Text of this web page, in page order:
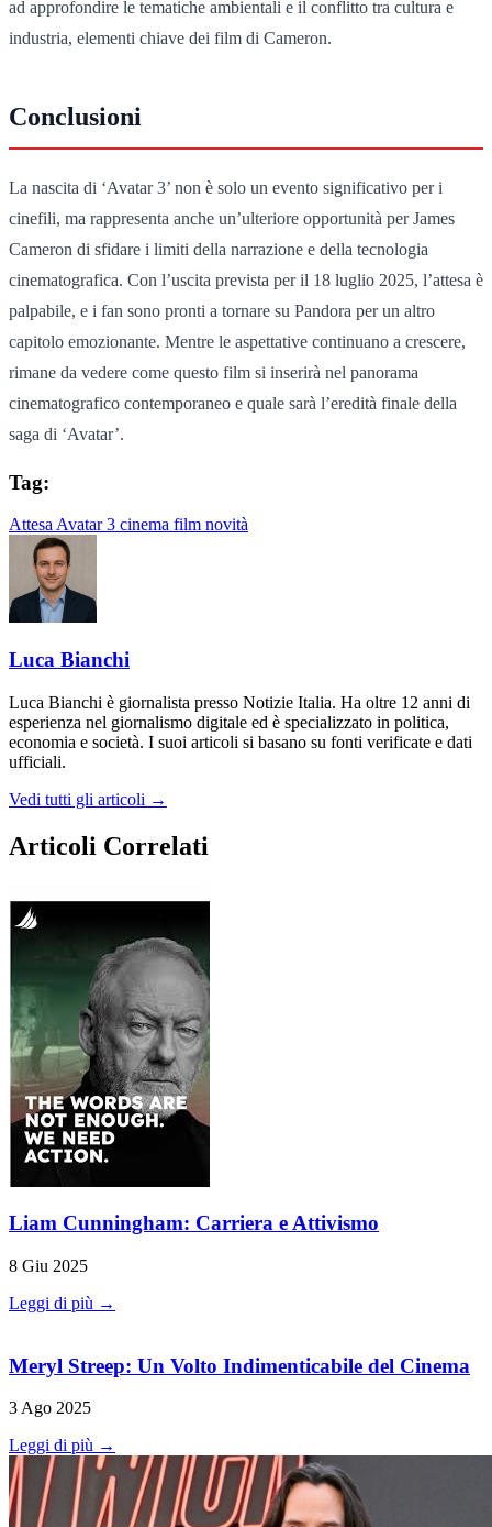
ad approfondire le tematiche ambientali e il conflitto tra cultura e
industria, elementi chiave dei film di Cameron.
Conclusioni
La nascita di ‘Avatar 3’ non è solo un evento significativo per i
cinefili, ma rappresenta anche un’ulteriore opportunità per James
Cameron di sfidare i limiti della narrazione e della tecnologia
cinematografica. Con l’uscita prevista per il 18 luglio 2025, l’attesa è
palpabile, e i fan sono pronti a tornare su Pandora per un altro
capitolo emozionante. Mentre le aspettative continuano a crescere,
rimane da vedere come questo film si inserirà nel panorama
cinematografico contemporaneo e quale sarà l’eredità finale della
saga di ‘Avatar’.
Tag:
Attesa Avatar 3 cinema film novità
Luca Bianchi
Luca Bianchi è giornalista presso Notizie Italia. Ha oltre 12 anni di
esperienza nel giornalismo digitale ed è specializzato in politica,
economia e società. I suoi articoli si basano su fonti verificate e dati
ufficiali.
Vedi tutti gli articoli →
Articoli Correlati
Liam Cunningham: Carriera e Attivismo
8 Giu 2025
Leggi di più →
Meryl Streep: Un Volto Indimenticabile del Cinema
3 Ago 2025
Leggi di più →